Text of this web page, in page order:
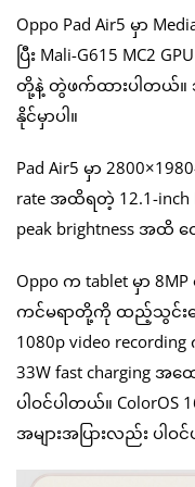
Oppo Pad Air5 မှာ
ပြီး Mali-G615 MC2
တို့နဲ့ တွဲဖက်ထားပါတယ်။ သူ့
နိုင်မှာပါ။
Pad Air5 မှာ
rate အထိရတဲ့ 12.1-inch
peak brightness အထိ
Oppo က tablet မှာ
ကင်မရာတို့ကို ထည့်သွင်းပ
1080p video
33W fast charging အ
ပါဝင်ပါတယ်။ ColorOS
အများအပြားလည်း ပါဝ